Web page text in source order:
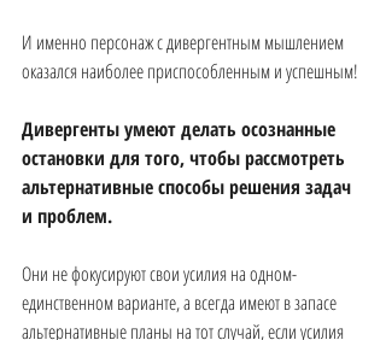
И именно персонаж с дивергентным мышлением
оказался наиболее приспособленным и успешным!
Дивергенты умеют делать осознанные
остановки для того, чтобы рассмотреть
альтернативные способы решения задач
и проблем.
Они не фокусируют свои усилия на одном-
единственном варианте, а всегда имеют в запасе
альтернативные планы на тот случай, если усилия